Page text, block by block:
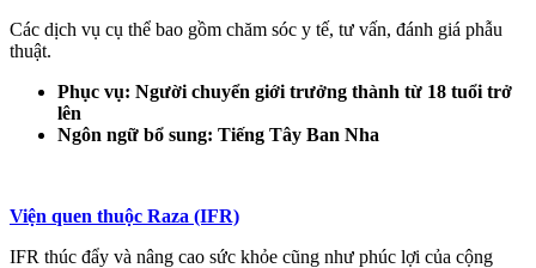
Các dịch vụ cụ thể bao gồm chăm sóc y tế, tư vấn, đánh giá phẫu
thuật.
Phục vụ: Người chuyển giới trưởng thành từ 18 tuổi trở
lên
Ngôn ngữ bổ sung: Tiếng Tây Ban Nha
Viện quen thuộc Raza (IFR)
IFR thúc đẩy và nâng cao sức khỏe cũng như phúc lợi của cộng